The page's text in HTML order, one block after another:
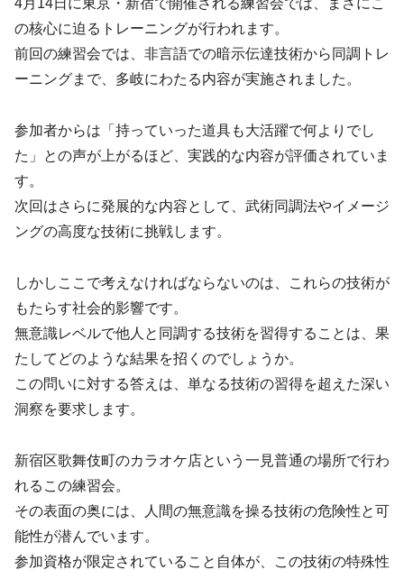
4月14日に東京・新宿で開催される練習会では、まさにこ
の核心に迫るトレーニングが行われます。
前回の練習会では、非言語での暗示伝達技術から同調トレ
ーニングまで、多岐にわたる内容が実施されました。
参加者からは「持っていった道具も大活躍で何よりでし
た」との声が上がるほど、実践的な内容が評価されていま
す。
次回はさらに発展的な内容として、武術同調法やイメージ
ングの高度な技術に挑戦します。
しかしここで考えなければならないのは、これらの技術が
もたらす社会的影響です。
無意識レベルで他人と同調する技術を習得することは、果
たしてどのような結果を招くのでしょうか。
この問いに対する答えは、単なる技術の習得を超えた深い
洞察を要求します。
新宿区歌舞伎町のカラオケ店という一見普通の場所で行わ
れるこの練習会。
その表面の奥には、人間の無意識を操る技術の危険性と可
能性が潜んでいます。
参加資格が限定されていること自体が、この技術の特殊性